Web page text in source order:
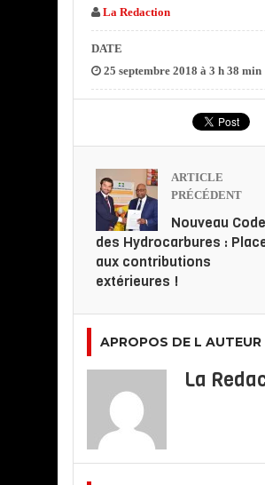
La Redaction
DATE
25 septembre 2018 à 3 h 38 min
ARTICLE
PRÉCÉDENT
Nouveau Code
des Hydrocarbures :
aux contributions
extérieures !
APROPOS DE L AUTEUR
La